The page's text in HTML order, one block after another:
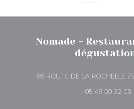
Nomade -
98 ROUTE DE LA ROCHELLE
05 49 00 32 03